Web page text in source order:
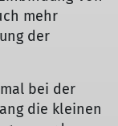
mehr
der
bei der
die kleinen